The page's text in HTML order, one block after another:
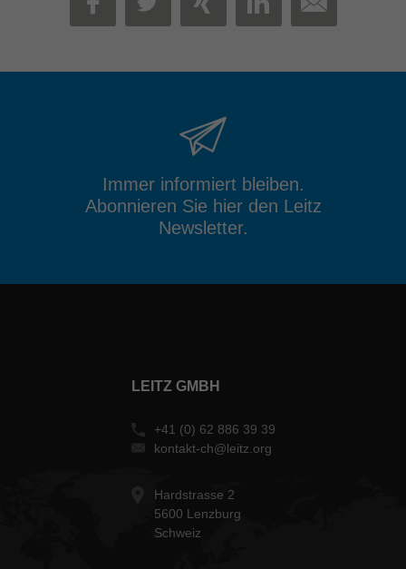
FACEBOOK
TWITTER
XINGLINKEDIN
MAIL
Immer informiert bleiben.
Abonnieren Sie hier den Leitz
Newsletter.
LEITZ GMBH
+41 (0) 62 886 39 39
kontakt-ch@leitz.org
Hardstrasse 2
5600 Lenzburg
Schweiz